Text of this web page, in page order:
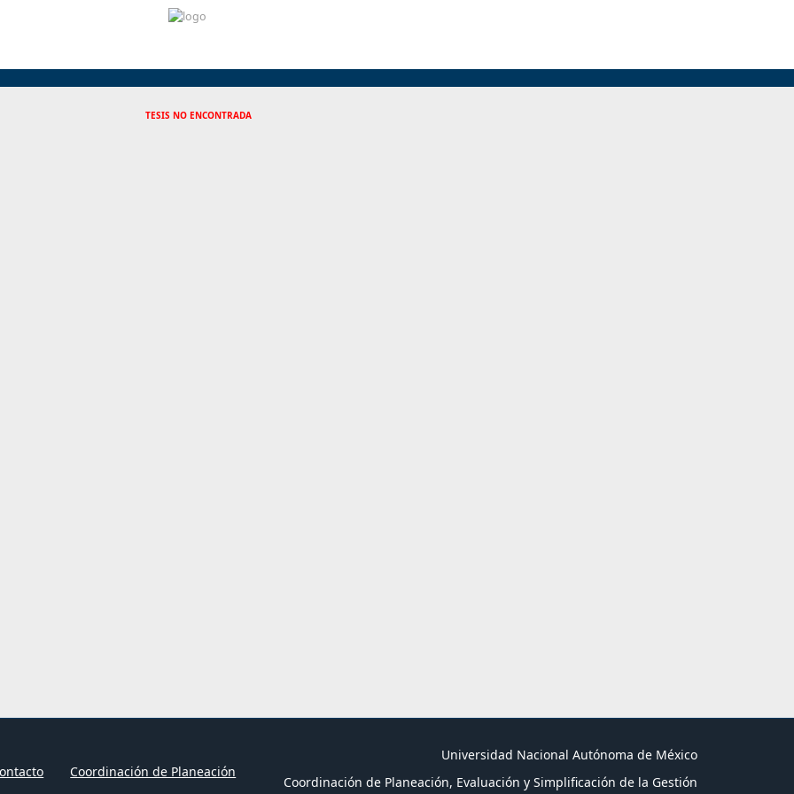
TESIS NO ENCONTRADA
Coordinación de Planeación
Universidad Nacional Autónoma de México
Coordinación de Planeación, Evaluación y Simplificación de la Gestión